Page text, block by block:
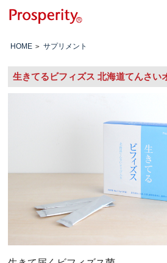
HOME > サプリメント
生きてるビフィズス 北海道てんさい